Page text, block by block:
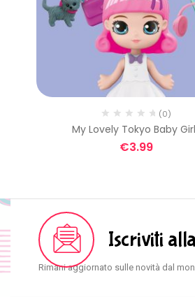
(0)
My Lovely Tokyo Baby
€3.99
Iscriviti
Rimani aggiornato sulle novità dal